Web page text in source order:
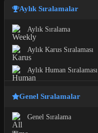
Aylık Sıralamalar
Aylık Sıralama
Aylık Karus Sıralaması
Aylık Human Sıralaması
Genel Sıralamalar
Genel Sıralama